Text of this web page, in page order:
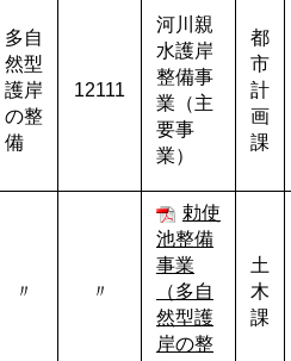
多自
然型
護岸
の整
備
12111
河川親
水護岸
整備事
業（主
要事
業）
都
市
計
画
課
〃 〃
勅使
池整備
事業
（多自
然型護
岸の整
土
木
課